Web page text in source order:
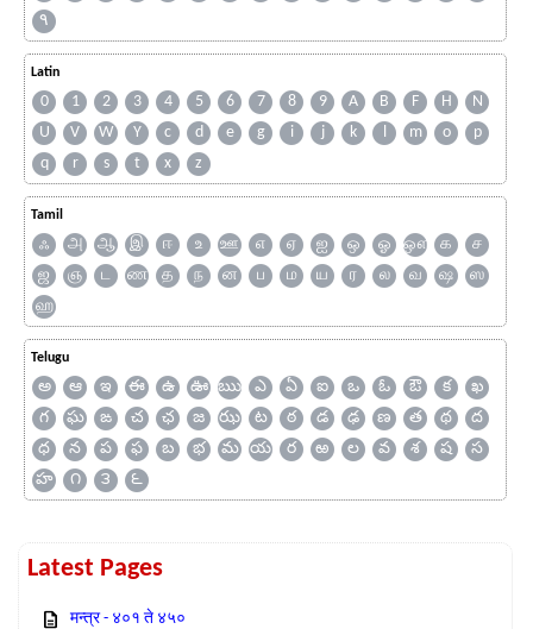
۹
Latin
0 1 2 3 4 5 6 7 8 9 A B F H
N
U
V W Y c d e g i j k l m o
p
q
r s t x z
Tamil
ஃ அ ஆ இ ஈ உ ஊ எ ஏ ஐ ஒ ஓ ஔ க
ச
ஜ
ஞ ட ண த ந ன ப ம ய ர ல வ ஷ
ஸ
ஹ
Telugu
అ ఆ ఇ ఈ ఉ ఊ ఋ ఎ ఏ ఐ ఒ ఓ ఔ క
ఖ
గ
ఘ ఙ చ ఛ జ ఝ ట ఠ డ ఢ ణ త థ
ద
ధ
న ప ఫ బ భ మ య ర ఱ ల వ శ ష
స
హ
౧ ౩ ౬
Latest Pages
मन्त्र - ४०१ ते ४५०